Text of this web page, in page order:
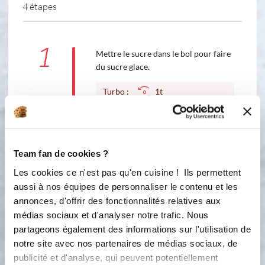
Team fan de cookies ?
Les cookies ce n'est pas qu'en cuisine ! Ils permettent
aussi à nos équipes de personnaliser le contenu et les
annonces, d'offrir des fonctionnalités relatives aux
médias sociaux et d'analyser notre trafic. Nous
partageons également des informations sur l'utilisation de
notre site avec nos partenaires de médias sociaux, de
publicité et d'analyse, qui peuvent potentiellement
4 étapes
1
Mettre le sucre dans le bol pour faire
du sucre glace.
Turbo : 1t
3 Ajouter l'oeuf et le sucre vanillé
2min 1